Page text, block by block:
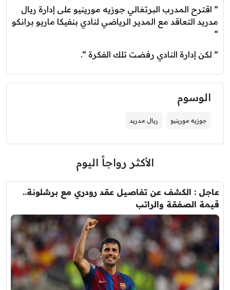
” اقترح المدرب البرتغالي جوزيه مورينيو على إدارة ريال
مدريد التعاقد مع المدير الرياضي لنادي بنفيكا ماريو برانكو
“
” لكن إدارة النادي رفضت تلك الفكرة “.
الوسوم
جوزيه مورينيو ريال مدريد
الأكثر رواجاً اليوم
عاجل : الكشف عن تفاصيل عقد رودري مع برشلونة..
قيمة الصفقة والراتب